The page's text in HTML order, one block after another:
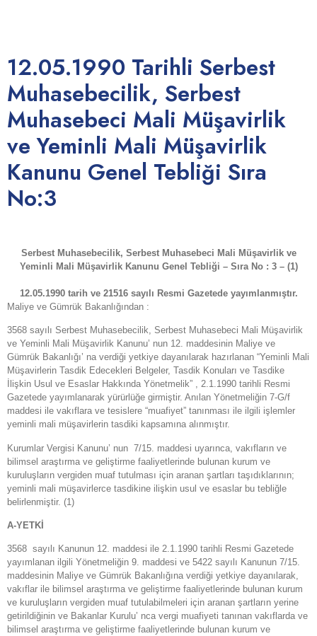
12.05.1990 Tarihli Serbest
Muhasebecilik, Serbest
Muhasebeci Mali Müşavirlik
ve Yeminli Mali Müşavirlik
Kanunu Genel Tebliği Sıra
No:3
Serbest Muhasebecilik, Serbest Muhasebeci Mali Müşavirlik ve
Yeminli Mali Müşavirlik Kanunu Genel Tebliği – Sıra No : 3 –(1)
12.05.1990 tarih ve 21516 sayılı Resmi Gazetede yayımlanmıştır.
Maliye ve Gümrük Bakanlığından :
3568 sayılı Serbest Muhasebecilik, Serbest Muhasebeci Mali Müşavirlik
ve Yeminli Mali Müşavirlik Kanunu’ nun 12. maddesinin Maliye ve
Gümrük Bakanlığı’ na verdiği yetkiye dayanılarak hazırlanan “Yeminli Mali
Müşavirlerin Tasdik Edecekleri Belgeler, Tasdik Konuları ve Tasdike
İlişkin Usul ve Esaslar Hakkında Yönetmelik” , 2.1.1990 tarihli Resmi
Gazetede yayımlanarak yürürlüğe girmiştir. Anılan Yönetmeliğin 7-G/f
maddesi ile vakıflara ve tesislere “muafiyet” tanınması ile ilgili işlemler
yeminli mali müşavirlerin tasdiki kapsamına alınmıştır.
Kurumlar Vergisi Kanunu’ nun 7/15. maddesi uyarınca, vakıfların ve
bilimsel araştırma ve geliştirme faaliyetlerinde bulunan kurum ve
kuruluşların vergiden muaf tutulması için aranan şartları taşıdıklarının;
yeminli mali müşavirlerce tasdikine ilişkin usul ve esaslar bu tebliğle
belirlenmiştir. (1)
A-YETKİ
3568 sayılı Kanunun 12. maddesi ile 2.1.1990 tarihli Resmi Gazetede
yayımlanan ilgili Yönetmeliğin 9. maddesi ve 5422 sayılı Kanunun 7/15.
maddesinin Maliye ve Gümrük Bakanlığına verdiği yetkiye dayanılarak,
vakıflar ile bilimsel araştırma ve geliştirme faaliyetlerinde bulunan kurum
ve kuruluşların vergiden muaf tutulabilmeleri için aranan şartların yerine
getirildiğinin ve Bakanlar Kurulu’ nca vergi muafiyeti tanınan vakıflarda ve
bilimsel araştırma ve geliştirme faaliyetlerinde bulunan kurum ve